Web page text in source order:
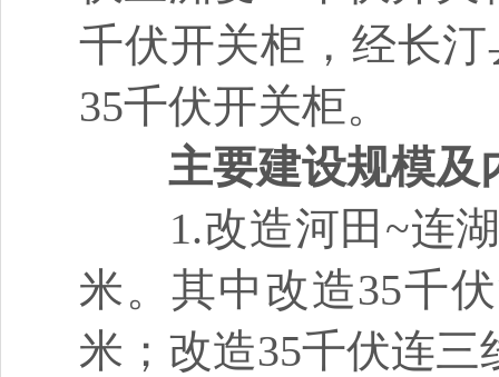
千伏开关柜，经长
35千伏开关柜。
主要建设规模及
1.改造河田~连湖
米。其中改造35千
米；改造35千伏连三